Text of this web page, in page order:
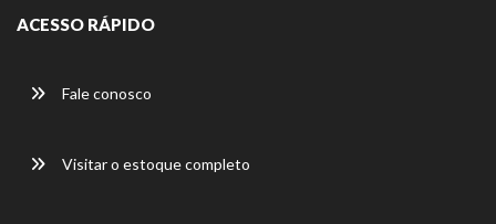
ACESSO RÁPIDO
Fale conosco
Visitar o estoque completo